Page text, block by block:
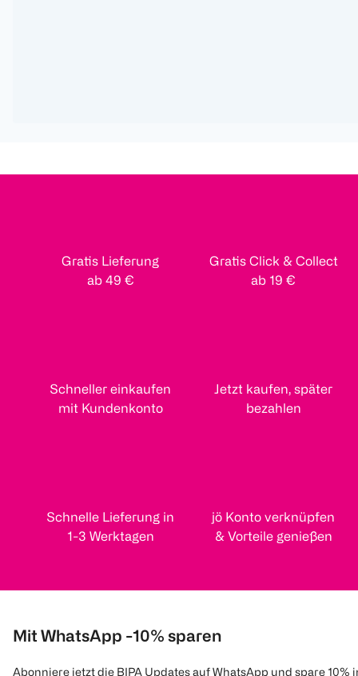
Gratis Lieferung
ab 49 €
Gratis Click & Collect
ab 19 €
Schneller einkaufen
mit Kundenkonto
Jetzt kaufen, später
bezahlen
Schnelle Lieferung in
1-3 Werktagen
jö Konto verknüpfen
& Vorteile genießen
Mit WhatsApp -10% sparen
Abonniere jetzt die BIPA Updates auf WhatsApp und spare 10%